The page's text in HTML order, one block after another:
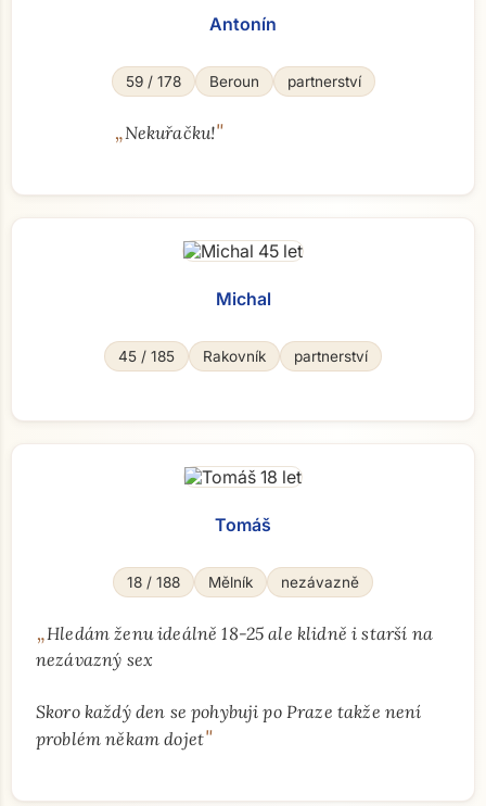
Antonín
59 / 178 Beroun partnerství
„Nekuřačku!"
Michal
45 / 185 Rakovník partnerství
Tomáš
18 / 188 Mělník nezávazně
„Hledám ženu ideálně 18-25 ale klidně i starší na
nezávazný sex
Skoro každý den se pohybuji po Praze takže není
problém někam dojet"